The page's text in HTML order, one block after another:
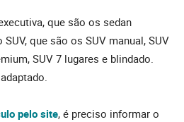
que são os sedan
que são os SUV manual, SUV
SUV 7 lugares e blindado.
pelo site, é preciso informar o